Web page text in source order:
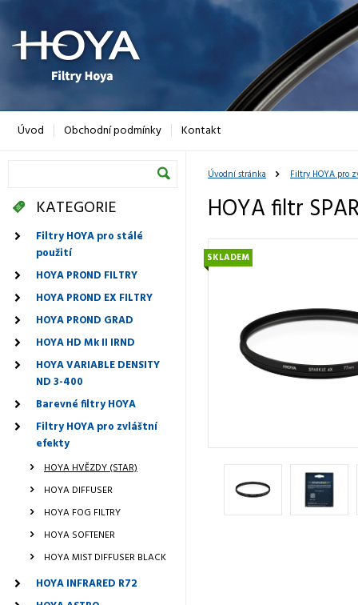
Úvodní stránka Filtry HOYA pro
HOYA filtr
SKLADEM
KATEGORIE
Filtry HOYA pro stálé
použití
HOYA PROND FILTRY
HOYA PROND EX FILTRY
HOYA PROND GRAD
HOYA HD Mk II IRND
HOYA VARIABLE DENSITY
ND 3-400
Barevné filtry HOYA
Filtry HOYA pro zvláštní
efekty
HOYA HVĚZDY (STAR)
HOYA DIFFUSER
HOYA FOG FILTRY
HOYA SOFTENER
HOYA MIST DIFFUSER BLACK
HOYA INFRARED R72
Úvod Obchodní podmínky Kontakt